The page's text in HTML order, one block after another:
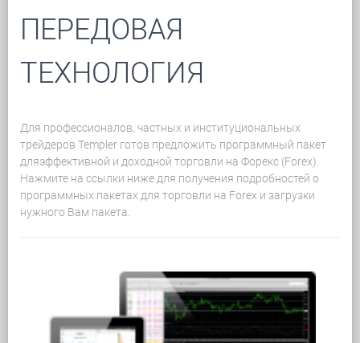
ПЕРЕДОВАЯ
ТЕХНОЛОГИЯ
Для профессионалов, частных и институциональных
трейдеров Templer готов предложить программный пакет
дляэффективной и доходной торговли на Форекс (Forex).
Нажмите на ссылки ниже для получения подробностей о
программных пакетах для торговли на Forex и загрузки
нужного Вам пакета.